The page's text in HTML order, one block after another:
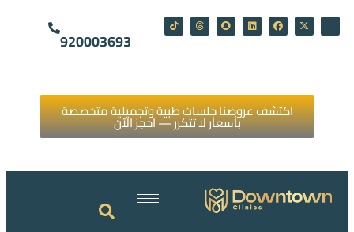
920003693
اكتشف عروضنا جلسات طبية وتجميلية متخصصة
بأسعار لا تتكرر — احجز الآن